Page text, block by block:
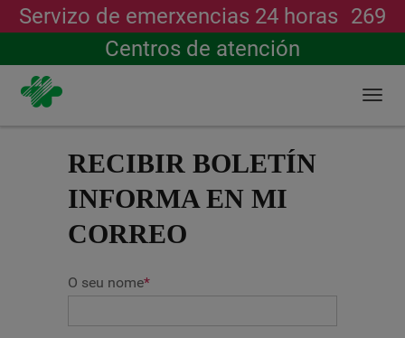
Servizo de emerxencias 24 horas 269
Centros de atención
Buscar
RECIBIR BOLETÍN
INFORMA EN MI
CORREO
O seu nome*